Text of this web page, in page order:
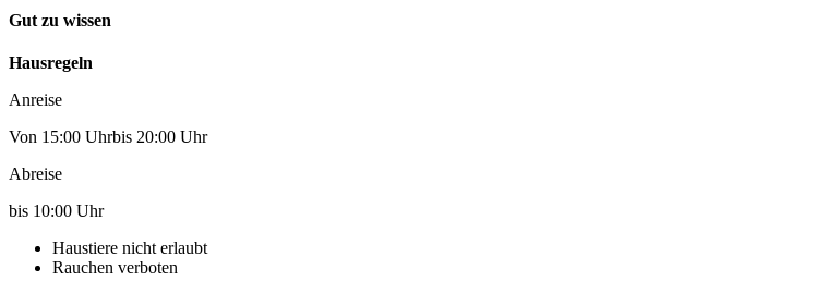
Gut zu wissen
Hausregeln
Anreise
Von 15:00 Uhrbis 20:00 Uhr
Abreise
bis 10:00 Uhr
Haustiere nicht erlaubt
Rauchen verboten